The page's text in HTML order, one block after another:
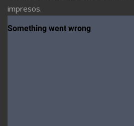
impresos.